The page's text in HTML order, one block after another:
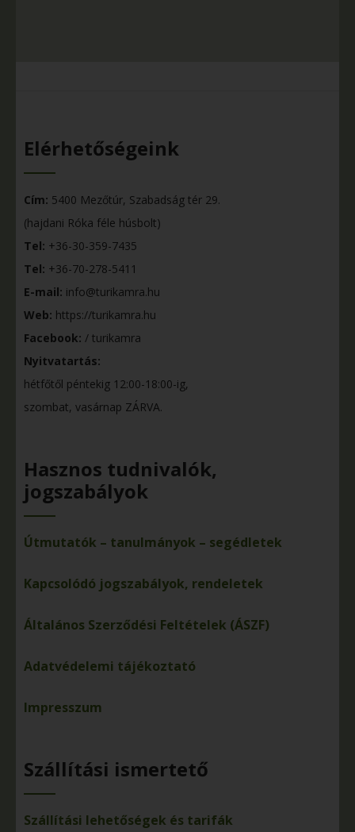
Elérhetőségeink
Cím: 5400 Mezőtúr, Szabadság tér 29.
(hajdani Róka féle húsbolt)
Tel: +36-30-359-7435
Tel: +36-70-278-5411
E-mail: info@turikamra.hu
Web: https://turikamra.hu
Facebook: / turikamra
Nyitvatartás:
hétfőtől péntekig 12:00-18:00-ig,
szombat, vasárnap ZÁRVA.
Hasznos tudnivalók,
jogszabályok
Útmutatók – tanulmányok – segédletek
Kapcsolódó jogszabályok, rendeletek
Általános Szerződési Feltételek (ÁSZF)
Adatvédelemi tájékoztató
Impresszum
Szállítási ismertető
Szállítási lehetőségek és tarifák